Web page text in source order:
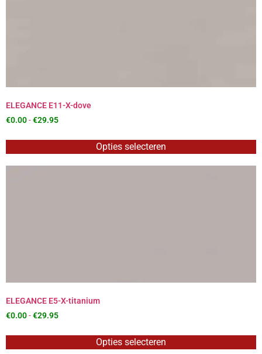
ELEGANCE E11-X-dove
€0.00-€29.95
Opties selecteren
ELEGANCE E5-X-titanium
€0.00-€29.95
Opties selecteren